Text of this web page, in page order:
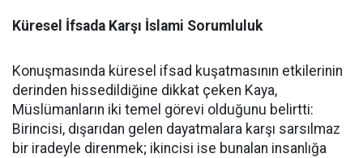
Küresel İfsada Karşı İslami Sorumluluk
Konuşmasında küresel ifsad kuşatmasının etkilerinin
derinden hissedildiğine dikkat çeken Kaya,
Müslümanların iki temel görevi olduğunu belirtti:
Birincisi, dışarıdan gelen dayatmalara karşı sarsılmaz
bir iradeyle direnmek; ikincisi ise bunalan insanlığa